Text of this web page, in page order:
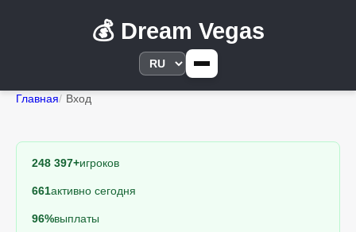
💰 Dream Vegas
Главная Вход
248 397+игроков
661активно сегодня
96%выплаты